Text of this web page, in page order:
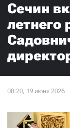
Сечин
летнего